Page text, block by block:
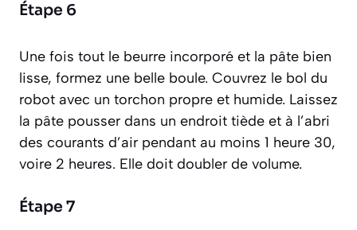
Étape 6
Une fois tout le beurre incorporé et la pâte bien
lisse, formez une belle boule. Couvrez le bol du
robot avec un torchon propre et humide. Laissez
la pâte pousser dans un endroit tiède et à l’abri
des courants d’air pendant au moins 1 heure 30,
voire 2 heures. Elle doit doubler de volume.
Étape 7